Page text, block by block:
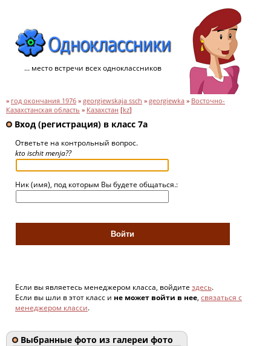
... место встречи всех одноклассников
» год окончания 1976 » georgiewskaja ssch » georgiewka » Восточно-
Казахстанская область » Казахстан [kz]
Вход (регистрация) в класс 7a
Ответьте на контрольный вопрос.
kto ischit menja??
Ник (имя), под которым Вы будете общаться.:
Если вы являетесь менеджером класса, войдите здесь.
Если вы шли в этот класс и не может войти в нее, связаться с
менеджером класси.
Выбранные фото из галереи фото